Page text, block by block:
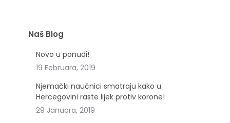
Naš Blog
Novo u ponudi!
19 Februara, 2019
Njemački naučnici smatraju kako u
Hercegovini raste lijek protiv korone!
29 Januara, 2019